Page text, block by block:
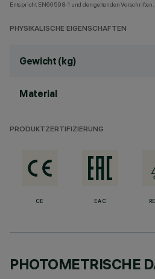
Entspricht EN60598-1 und den geltenden Vorschriften.
PHYSIKALISCHE EIGENSCHAFTEN
Gewicht (kg)
Material
PRODUKTZERTIFIZIERUNG
CE EAC
PHOTOMETRISCHE